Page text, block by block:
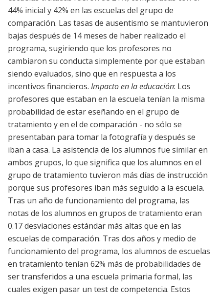
44% inicial y 42% en las escuelas del grupo de
comparación. Las tasas de ausentismo se mantuvieron
bajas después de 14 meses de haber realizado el
programa, sugiriendo que los profesores no
cambiaron su conducta simplemente por que estaban
siendo evaluados, sino que en respuesta a los
incentivos financieros. Impacto en la educación: Los
profesores que estaban en la escuela tenían la misma
probabilidad de estar eseñando en el grupo de
tratamiento y en el de comparación - no sólo se
presentaban para tomar la fotografía y después se
iban a casa. La asistencia de los alumnos fue similar en
ambos grupos, lo que significa que los alumnos en el
grupo de tratamiento tuvieron más días de instrucción
porque sus profesores iban más seguido a la escuela.
Tras un año de funcionamiento del programa, las
notas de los alumnos en grupos de tratamiento eran
0.17 desviaciones estándar más altas que en las
escuelas de comparación. Tras dos años y medio de
funcionamiento del programa, los alumnos de escuelas
en tratamiento tenían 62% más de probabilidades de
ser transferidos a una escuela primaria formal, las
cuales exigen pasar un test de competencia. Estos